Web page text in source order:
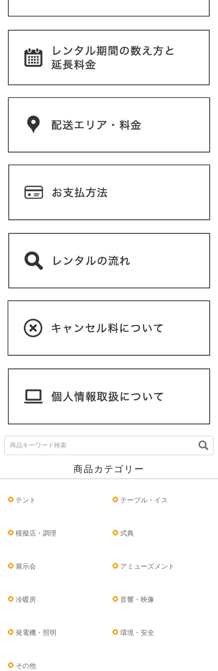
商品カテゴリー
テント テーブル・イス
模擬店・調理 式典
展示会 アミューズメント
冷暖房 音響・映像
発電機・照明 環境・安全
その他